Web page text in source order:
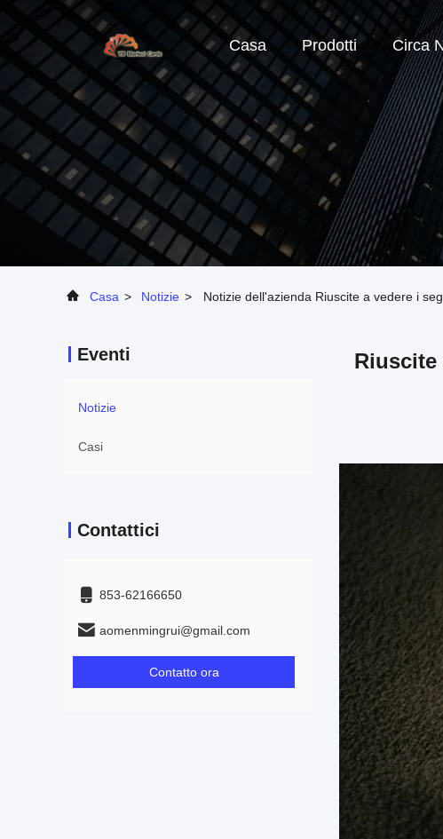
Casa Prodotti Circa
Casa > Notizie > Notizie dell'azienda Riuscite a vedere i
Eventi
Notizie
Casi
Contattici
853-62166650‬
aomenmingrui@gmail.com
Contatto ora